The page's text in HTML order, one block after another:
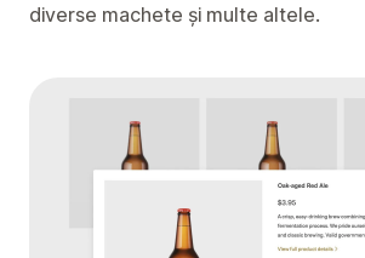
diverse machete și multe altele.